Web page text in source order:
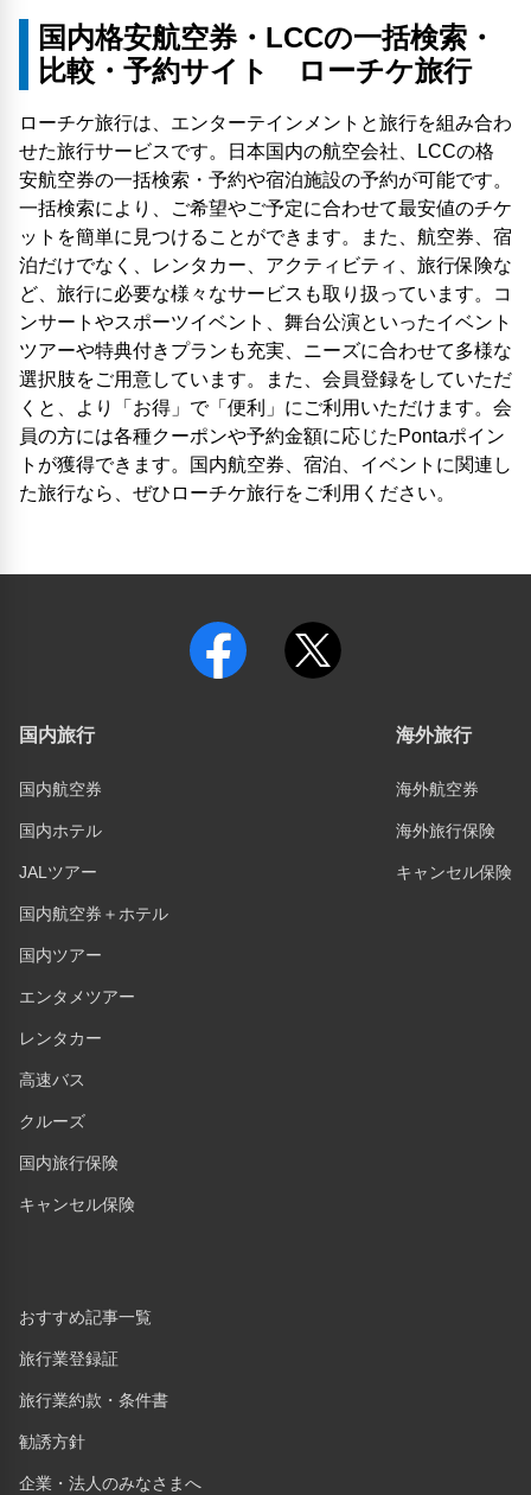
国内格安航空券・LCCの一括検索・
比較・予約サイト ローチケ旅行
ローチケ旅行は、エンターテインメントと旅行を組み合わ
せた旅行サービスです。日本国内の航空会社、LCCの格
安航空券の一括検索・予約や宿泊施設の予約が可能です。
一括検索により、ご希望やご予定に合わせて最安値のチケ
ットを簡単に見つけることができます。また、航空券、宿
泊だけでなく、レンタカー、アクティビティ、旅行保険な
ど、旅行に必要な様々なサービスも取り扱っています。コ
ンサートやスポーツイベント、舞台公演といったイベント
ツアーや特典付きプランも充実、ニーズに合わせて多様な
選択肢をご用意しています。また、会員登録をしていただ
くと、より「お得」で「便利」にご利用いただけます。会
員の方には各種クーポンや予約金額に応じたPontaポイン
トが獲得できます。国内航空券、宿泊、イベントに関連し
た旅行なら、ぜひローチケ旅行をご利用ください。
国内旅行
国内航空券
国内ホテル
JALツアー
国内航空券＋ホテル
国内ツアー
エンタメツアー
レンタカー
高速バス
クルーズ
国内旅行保険
キャンセル保険
おすすめ記事一覧
旅行業登録証
旅行業約款・条件書
勧誘方針
企業・法人のみなさまへ
海外旅行
海外航空券
海外旅行保険
キャンセル保険